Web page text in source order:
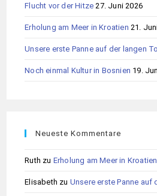
Flucht vor der Hitze 27. Juni 2026
Erholung am Meer in Kroatien 21.
Unsere erste Panne auf der langen
Noch einmal Kultur in Bosnien 19.
Neueste Kommentare
Ruth zu Erholung am Meer in Kroatien
Elisabeth zu Unsere erste Panne auf